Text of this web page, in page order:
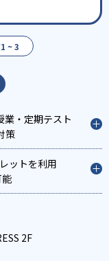
~ 3
業・定期テスト
策
ットを利用
2F